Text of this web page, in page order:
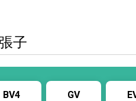
子
BV4 GV